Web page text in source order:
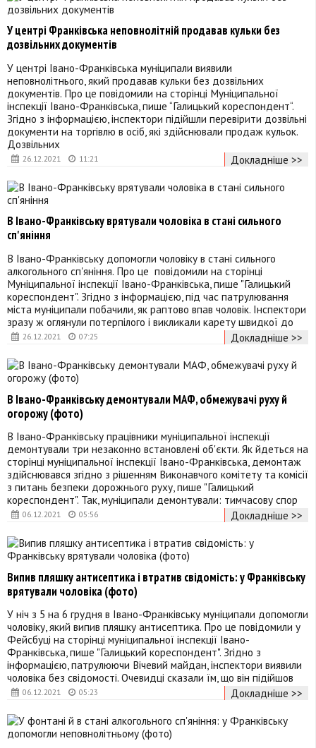
26.12.2021 11:21
У центрі Франківська неповнолітній продавав кульки без
дозвільних документів
У центрі Івано-Франківська муніципали виявили
неповнолітнього, який продавав кульки без дозвільних
документів. Про це повідомили на сторінці Муніципальної
інспекції Івано-Франківська, пише “Галицький кореспондент“.
Згідно з інформацією, інспектори підійшли перевірити дозвільні
документи на торгівлю в осіб, які здійснювали продаж кульок.
Дозвільних
Докладніше >>
26.12.2021 07:25
В Івано-Франківську врятували чоловіка в стані сильного
сп'яніння
В Івано-Франківську допомогли чоловіку в стані сильного
алкогольного сп'яніння. Про це повідомили на сторінці
Муніципальної інспекції Івано-Франківська, пише "Галицький
кореспондент". Згідно з інформацією, під час патрулювання
міста муніципали побачили, як раптово впав чоловік. Інспектори
зразу ж оглянули потерпілого і викликали карету швидкої до
Докладніше >>
06.12.2021 05:56
В Івано-Франківську демонтували МАФ, обмежувачі руху й
огорожу (фото)
В Івано-Франківську працівники муніципальної інспекції
демонтували три незаконно встановлені об'єкти. Як йдеться на
сторінці муніципальної інспекції Івано-Франківська, демонтаж
здійснювався згідно з рішенням Виконавчого комітету та комісії
з питань безпеки дорожнього руху, пише "Галицький
кореспондент". Так, муніципали демонтували: тимчасову спор
Докладніше >>
06.12.2021 05:23
Випив пляшку антисептика і втратив свідомість: у Франківську
врятували чоловіка (фото)
У ніч з 5 на 6 грудня в Івано-Франківську муніципали допомогли
чоловіку, який випив пляшку антисептика. Про це повідомили у
Фейсбуці на сторінці муніципальної інспекції Івано-
Франківська, пише "Галицький кореспондент". Згідно з
інформацією, патрулюючи Вічевий майдан, інспектори виявили
чоловіка без свідомості. Очевидці сказали їм, що він підійшов
Докладніше >>